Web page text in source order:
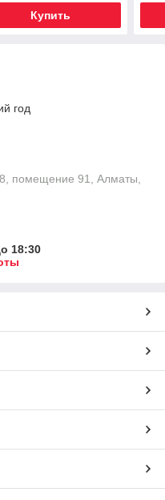
Купить
год
помещение 91, Алматы,
18:30